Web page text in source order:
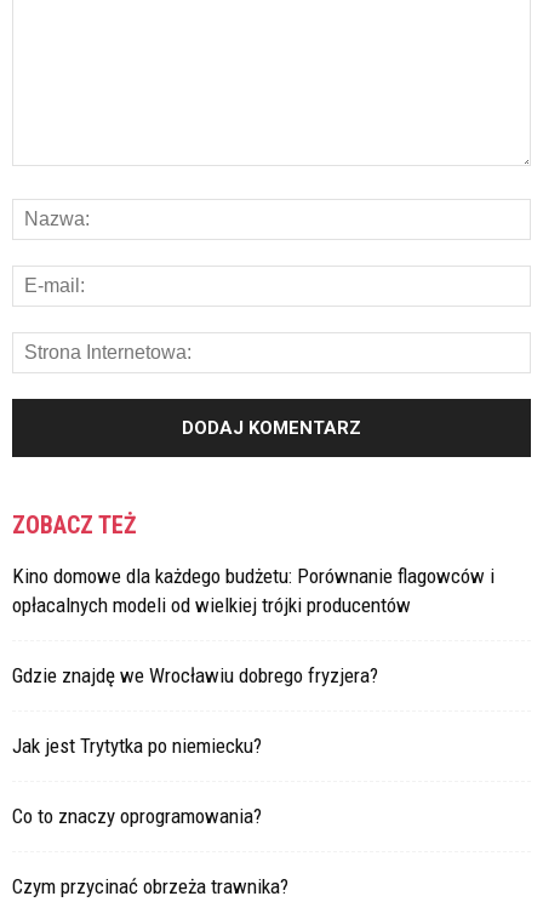
ZOBACZ TEŻ
Kino domowe dla każdego budżetu: Porównanie flagowców i
opłacalnych modeli od wielkiej trójki producentów
Gdzie znajdę we Wrocławiu dobrego fryzjera?
Jak jest Trytytka po niemiecku?
Co to znaczy oprogramowania?
Czym przycinać obrzeża trawnika?